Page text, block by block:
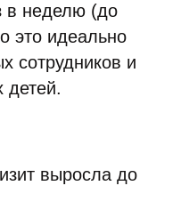
в неделю (до
это идеально
сотрудников и
детей.
выросла до